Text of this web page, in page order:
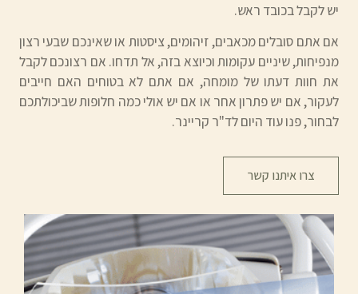
יש לקבל בכובד ראש.
אם אתם סובלים מכאבים, זיהומים, ציסטות או שאינכם שבעי רצון
מנפיחות, שיניים עקומות וכיוצא בזה, אל תדחו. אם רצונכם לקבל
את חוות דעתו של מומחה, אם אתם לא בטוחים האם חייבים
לעקור, אם יש פתרון אחר או אם יש אולי כמה חלופות שביכולתכם
לבחור, פנו עוד היום לד"ר קריינר.
צרו איתנו קשר